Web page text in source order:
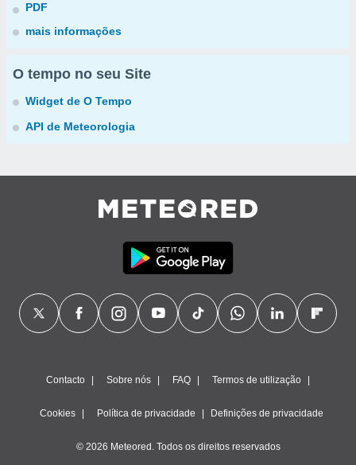
PDF
mais informações
O tempo no seu Site
Widget de O Tempo
API de Meteorologia
Contacto Sobre nós FAQ Termos de utilização
Cookies Política de privacidade Definições de privacidade
© 2026 Meteored. Todos os direitos reservados